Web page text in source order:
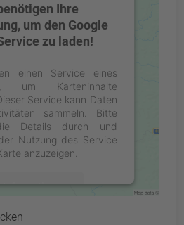
Ihre
um den Google
zu laden!
einen Service eines
um Karteninhalte
Service kann Daten
sammeln. Bitte
Details durch und
Nutzung des Service
anzuzeigen.
Informationen